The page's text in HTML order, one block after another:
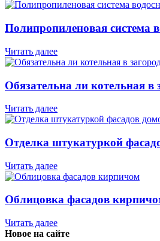
Полипропиленовая система
Читать далее
Обязательна ли котельная в
Читать далее
Отделка штукатуркой
Читать далее
Облицовка фасадов
Читать далее
Новое на сайте